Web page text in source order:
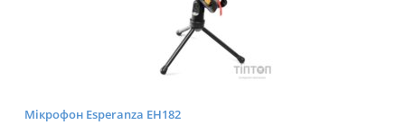
Мікрофон Esperanza EH182